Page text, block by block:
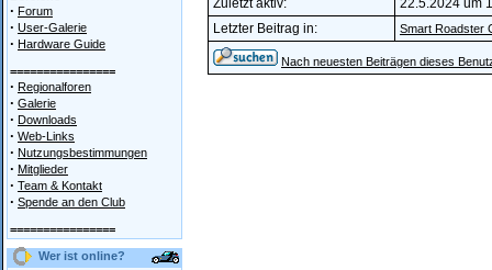
· Forum
· User-Galerie
· Hardware Guide
================
· Regionalforen
· Galerie
· Downloads
· Web-Links
· Nutzungsbestimmungen
· Mitglieder
· Team & Kontakt
· Spende an den Club
================
Wer ist online?
Zuletzt aktiv:
22.5.2024 um
Letzter Beitrag in:
Smart Roadster
Nach neuesten Beiträgen dieses